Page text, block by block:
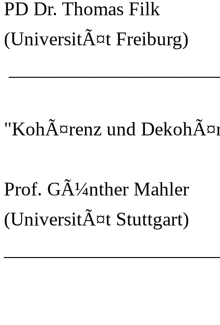
PD Dr. Thomas Filk
(UniversitÃ¤t Freiburg)
"KohÃ¤renz und
Prof. GÃ¼nther Mahler
(UniversitÃ¤t Stuttgart)